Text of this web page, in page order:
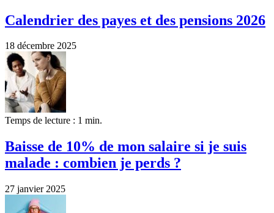
Calendrier des payes et des pensions 2026
18 décembre 2025
Temps de lecture : 1 min.
Baisse de 10% de mon salaire si je suis
malade : combien je perds ?
27 janvier 2025